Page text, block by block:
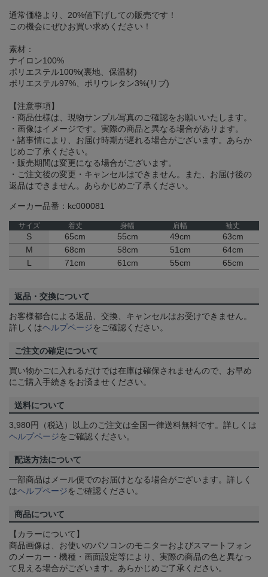
通常価格より、20%値下げしての販売です！
この機会にぜひお買い求めください！
素材：
ナイロン100%
ポリエステル100%(裏地、保温材)
ポリエステル97%、ポリウレタン3%(リブ)
【注意事項】
・商品仕様は、現物サンプル写真のご確認をお願いいたします。
・画像はイメージです。実際の商品と異なる場合があります。
・諸事情により、お届け時期が遅れる場合がございます。あらか
じめご了承ください。
・販売期間は変更になる場合がございます。
・ご注文後の変更・キャンセルはできません。また、お届け後の
返品はできません。あらかじめご了承ください。
メーカー品番：kc000081
サイズ 着丈 身幅 肩幅 袖丈
S 65cm 55cm 49cm
63cm
M
68cm 58cm 51cm
64cm
L
71cm 61cm 55cm 65cm
返品・交換について
お客様都合による返品、交換、キャンセルはお受けできません。
詳しくはヘルプページをご確認ください。
ご注文の確定について
買い物かごに入れるだけでは在庫は確保されませんので、お早め
にご購入手続きをお済ませください。
送料について
3,980円（税込）以上のご注文は全国一律送料無料です。詳しくは
ヘルプページをご確認ください。
配送方法について
一部商品はメール便でのお届けとなる場合がございます。詳しく
はヘルプページをご確認ください。
商品について
【カラーについて】
商品画像は、お使いのパソコンのモニターおよびスマートフォン
のメーカー・機種・画面設定等により、実際の商品の色と異なっ
て見える場合がございます。あらかじめご了承ください。